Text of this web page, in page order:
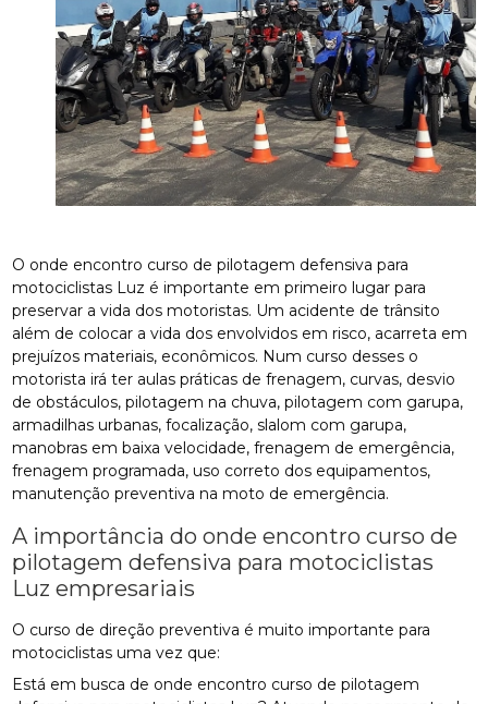
O onde encontro curso de pilotagem defensiva para
motociclistas Luz é importante em primeiro lugar para
preservar a vida dos motoristas. Um acidente de trânsito
além de colocar a vida dos envolvidos em risco, acarreta em
prejuízos materiais, econômicos. Num curso desses o
motorista irá ter aulas práticas de frenagem, curvas, desvio
de obstáculos, pilotagem na chuva, pilotagem com garupa,
armadilhas urbanas, focalização, slalom com garupa,
manobras em baixa velocidade, frenagem de emergência,
frenagem programada, uso correto dos equipamentos,
manutenção preventiva na moto de emergência.
A importância do onde encontro curso de
pilotagem defensiva para motociclistas
Luz empresariais
O curso de direção preventiva é muito importante para
motociclistas uma vez que:
Está em busca de onde encontro curso de pilotagem